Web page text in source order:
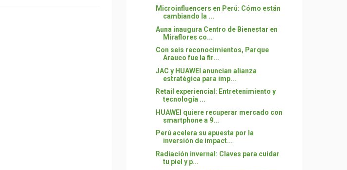
Microinfluencers en Perú: Cómo están
cambiando la ...
Auna inaugura Centro de Bienestar en
Miraflores co...
Con seis reconocimientos, Parque
Arauco fue la fir...
JAC y HUAWEI anuncian alianza
estratégica para imp...
Retail experiencial: Entretenimiento y
tecnología ...
HUAWEI quiere recuperar mercado con
smartphone a 9...
Perú acelera su apuesta por la
inversión de impact...
Radiación invernal: Claves para cuidar
tu piel y p...